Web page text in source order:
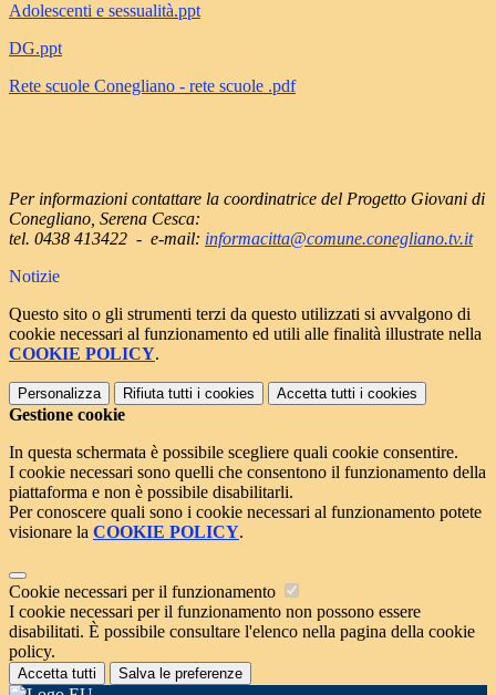
Adolescenti e sessualità.ppt
DG.ppt
Rete scuole Conegliano - rete scuole .pdf
Per informazioni contattare la coordinatrice del Progetto Giovani di
Conegliano, Serena Cesca:
tel. 0438 413422 - e-mail: informacitta@comune.conegliano.tv.it
Notizie
Questo sito o gli strumenti terzi da questo utilizzati si avvalgono di
cookie necessari al funzionamento ed utili alle finalità illustrate nella
COOKIE POLICY.
Personalizza Rifiuta tutti i cookies Accetta tutti i cookies
Gestione cookie
In questa schermata è possibile scegliere quali cookie consentire.
I cookie necessari sono quelli che consentono il funzionamento della
piattaforma e non è possibile disabilitarli.
Per conoscere quali sono i cookie necessari al funzionamento potete
visionare la COOKIE POLICY.
Cookie necessari per il funzionamento
I cookie necessari per il funzionamento non possono essere
disabilitati. È possibile consultare l'elenco nella pagina della cookie
policy.
Accetta tutti Salva le preferenze